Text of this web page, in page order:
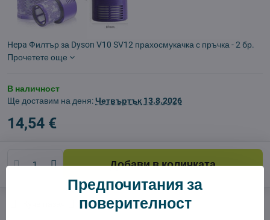
Hepa Филтър за Dyson V10 SV12 прахосмукачка с пръчка - 2 бр.
Прочетете още
В наличност
Ще доставим на деня:Четвъртък 13.8.2026
14,54 €
Добави в количката
Доставки
Предпочитания за
поверителност